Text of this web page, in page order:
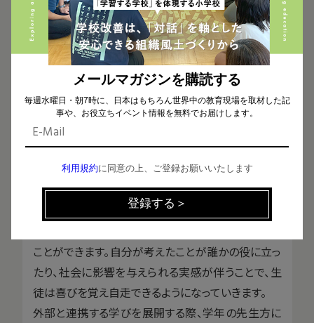
って実施できなくなった職場体験に代わって、外部機
関によるキャリア教育プログラムの実施、部活動にお
ける専門家のスポーツメンタルコーチングなどを行
いました。
外部機関と連携した取り組みを実施することに、私
は2つのメリットを感じています。
1つ目は、生徒が学びを深めることができ、学びや取
り組みを自分事として責任を持って考えるようにな
れる点です。
外部機関と関わることは、実社会と関わることに繋
がります。生徒が実社会と繋がることで新たな価値
ことができます。自分が考えたことが誰かの役に立っ
たり、社会に影響を与えられる実感が伴うことで、生
徒は喜びを覚え自走できるようになっていきます。
外部と連携する学びを展開する際、学年の先生方に
メールマガジンを購読する
毎週水曜日・朝7時に、日本はもちろん世界中の教育現場を取材した記
事や、お役立ちイベント情報を無料でお届けします。
利用規約に同意の上、ご登録お願いいたします